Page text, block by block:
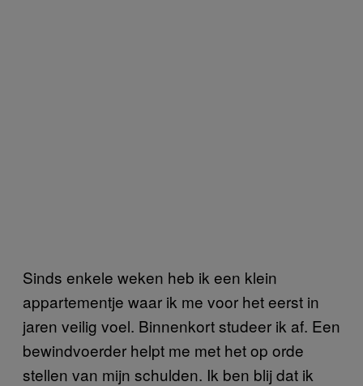
Sinds enkele weken heb ik een klein
appartementje waar ik me voor het eerst in
jaren veilig voel. Binnenkort studeer ik af. Een
bewindvoerder helpt me met het op orde
stellen van mijn schulden. Ik ben blij dat ik